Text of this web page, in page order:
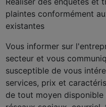
plaintes conformément
existantes
Vous informer sur
secteur et vous
susceptible de vous
services, prix et
de tout moyen